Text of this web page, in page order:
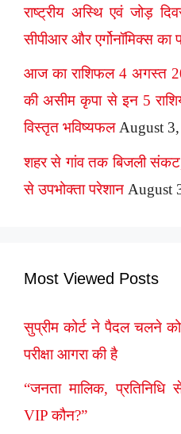
राष्ट्रीय अस्थि एवं जोड़
सीपीआर और एर्गोनॉमिक्स का
आज का राशिफल 4 अगस्त
की असीम कृपा से इन 5
विस्तृत भविष्यफल August
शहर से गांव तक बिजली
से उपभोक्ता परेशान August
Most Viewed Posts
सुप्रीम कोर्ट ने पैदल चलने
परीक्षा आगरा की है
“जनता मालिक,
VIP कौन?”